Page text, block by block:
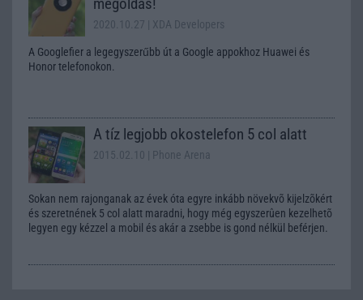
2020.10.27 | XDA Developers
A Googlefier a legegyszerűbb út a Google appokhoz Huawei és
Honor telefonokon.
A tíz legjobb okostelefon 5 col alatt
2015.02.10 | Phone Arena
Sokan nem rajonganak az évek óta egyre inkább növekvõ kijelzõkért
és szeretnének 5 col alatt maradni, hogy még egyszerûen kezelhetõ
legyen egy kézzel a mobil és akár a zsebbe is gond nélkül beférjen.